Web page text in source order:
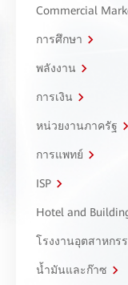
Commercial
การศึกษา
พลังงาน
การเงิน
หน่วยงานภาครัฐ
การแพทย์
ISP
Hotel and
โรงงานอุตสาหกร
น้ำมันและก๊าซ